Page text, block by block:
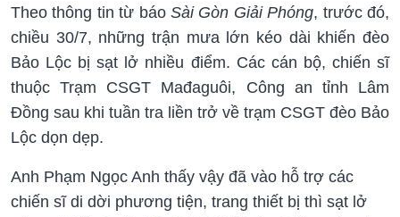
Theo thông tin từ báo Sài Gòn Giải Phóng, trước đó,
chiều 30/7, những trận mưa lớn kéo dài khiến đèo
Bảo Lộc bị sạt lở nhiều điểm. Các cán bộ, chiến sĩ
thuộc Trạm CSGT Mađaguôi, Công an tỉnh Lâm
Đồng sau khi tuần tra liền trở về trạm CSGT đèo Bảo
Lộc dọn dẹp.
Anh Phạm Ngọc Anh thấy vậy đã vào hỗ trợ các
chiến sĩ di dời phương tiện, trang thiết bị thì sạt lở